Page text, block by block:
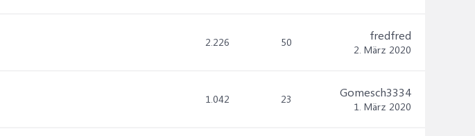
2.226 50 fredfred
2. März 2020
1.042 23 Gomesch3334
1. März 2020